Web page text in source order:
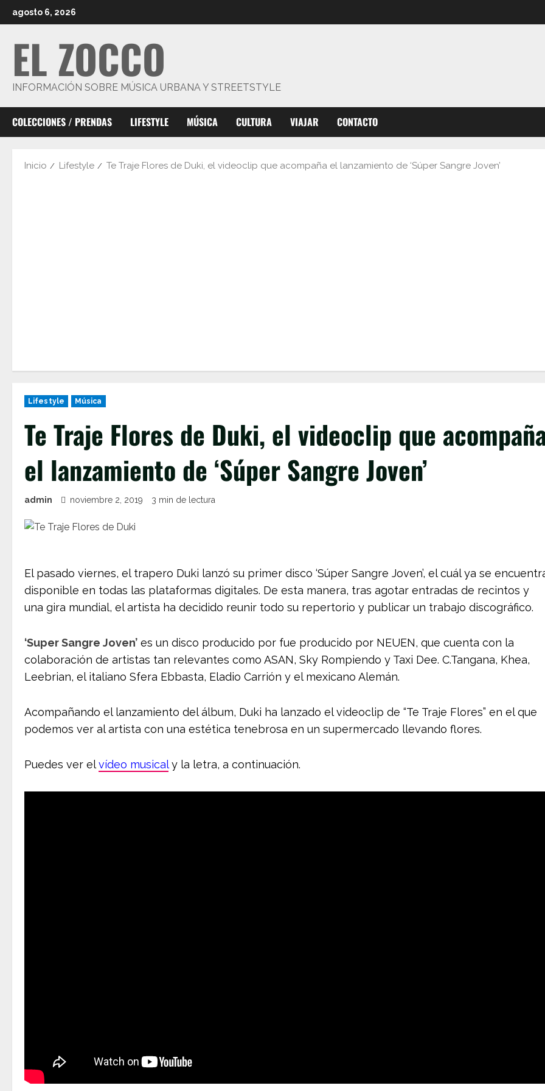
al
agosto 6, 2026
EL ZOCCO
INFORMACIÓN SOBRE MÚSICA URBANA Y STREETSTYLE
COLECCIONES / PRENDAS LIFESTYLE MÚSICA CULTURA VIAJAR CONTACTO
Inicio Lifestyle Te Traje Flores de Duki, el videoclip que acompaña el lanzamiento de ‘Súper Sangre Joven’
Lifestyle Música
Te Traje Flores de Duki, el videoclip que
el lanzamiento de ‘Súper Sangre Joven’
admin noviembre 2, 2019 3 min de lectura
El pasado viernes, el trapero Duki lanzó su primer disco ‘Súper Sangre Joven’, el cuál ya se
disponible en todas las plataformas digitales. De esta manera, tras agotar entradas de recintos y
una gira mundial, el artista ha decidido reunir todo su repertorio y publicar un trabajo discográfico.
‘Super Sangre Joven’ es un disco producido por fue producido por NEUEN, que cuenta con la
colaboración de artistas tan relevantes como ASAN, Sky Rompiendo y Taxi Dee. C.Tangana, Khea,
Leebrian, el italiano Sfera Ebbasta, Eladio Carrión y el mexicano Alemán.
Acompañando el lanzamiento del álbum, Duki ha lanzado el videoclip de “Te Traje Flores” en el que
podemos ver al artista con una estética tenebrosa en un supermercado llevando flores.
Puedes ver elvídeo musicaly la letra, a continuación.